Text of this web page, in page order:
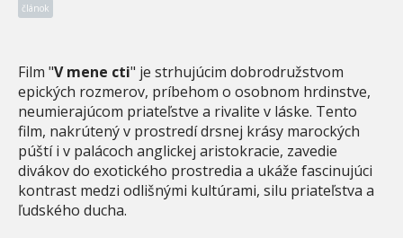
článok
Film "V mene cti" je strhujúcim dobrodružstvom
epických rozmerov, príbehom o osobnom hrdinstve,
neumierajúcom priateľstve a rivalite v láske. Tento
film, nakrútený v prostredí drsnej krásy marockých
púští i v palácoch anglickej aristokracie, zavedie
divákov do exotického prostredia a ukáže fascinujúci
kontrast medzi odlišnými kultúrami, silu priateľstva a
ľudského ducha.